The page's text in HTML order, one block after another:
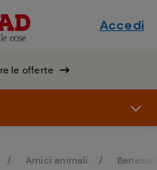
le offerte
Accedi
Amici animali